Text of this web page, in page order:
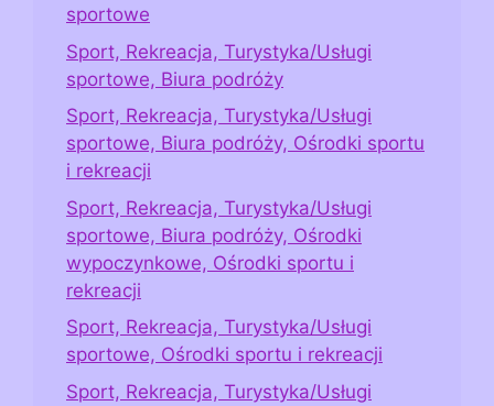
sportowe
Sport, Rekreacja, Turystyka/Usługi
sportowe, Biura podróży
Sport, Rekreacja, Turystyka/Usługi
sportowe, Biura podróży, Ośrodki sportu
i rekreacji
Sport, Rekreacja, Turystyka/Usługi
sportowe, Biura podróży, Ośrodki
wypoczynkowe, Ośrodki sportu i
rekreacji
Sport, Rekreacja, Turystyka/Usługi
sportowe, Ośrodki sportu i rekreacji
Sport, Rekreacja, Turystyka/Usługi